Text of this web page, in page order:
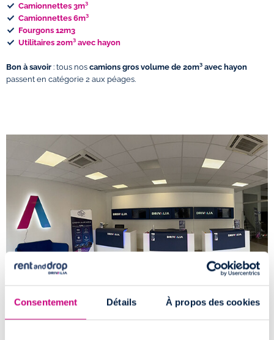
Consentement Détails À propos des cookies
Camionnettes 3m³
Camionnettes 6m³
Fourgons 12m3
Utilitaires 20m³ avec hayon
Bon à savoir : tous nos camions gros volume de 20m³ avec hayon
passent en catégorie 2 aux péages.
Comment accéder à l'agence de location